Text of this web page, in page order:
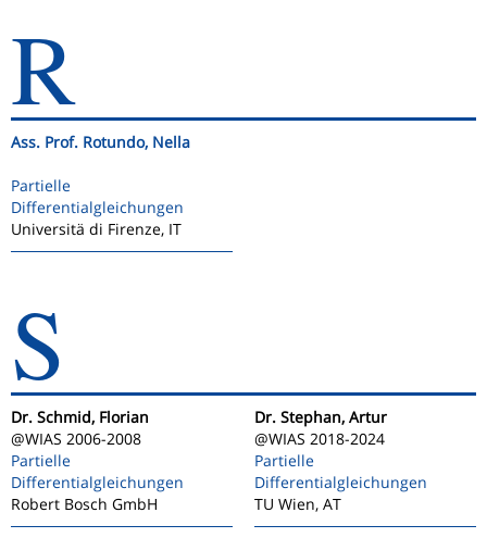
R
Ass. Prof. Rotundo, Nella
Partielle
Differentialgleichungen
Universitä di Firenze, IT
S
Dr. Schmid, Florian
@WIAS 2006-2008
Partielle
Differentialgleichungen
Robert Bosch GmbH
Dr. Stephan, Artur
@WIAS 2018-2024
Partielle
Differentialgleichungen
TU Wien, AT